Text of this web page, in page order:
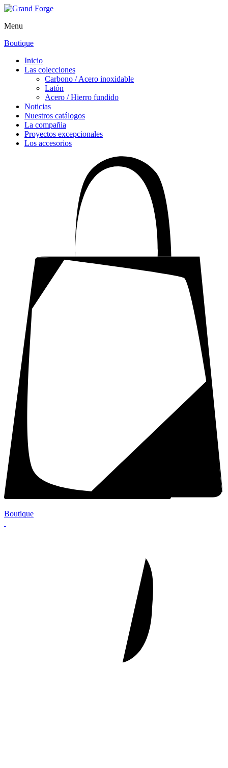
Menu
Boutique
Inicio
Las colecciones
Carbono / Acero inoxidable
Latón
Acero / Hierro fundido
Noticias
Nuestros catálogos
La compañia
Proyectos excepcionales
Los accesorios
Boutique